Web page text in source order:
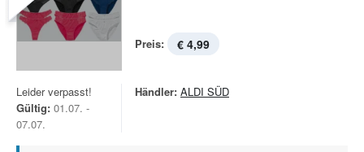
Preis: € 4,99
Leider verpasst!
Gültig: 01.07. -
07.07.
Händler: ALDI SÜD